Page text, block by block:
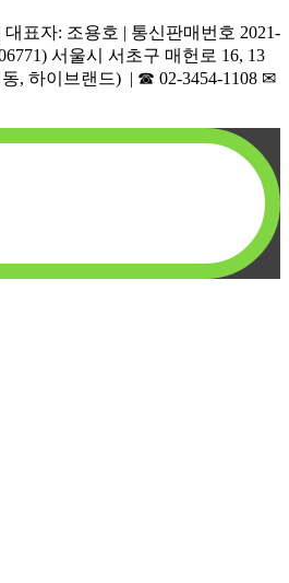
대표자: 조용호 | 통신판매번호 2021-
서울시 서초구 매헌로 16, 13
동, 하이브랜드) | ☎︎ 02-3454-1108 ✉︎